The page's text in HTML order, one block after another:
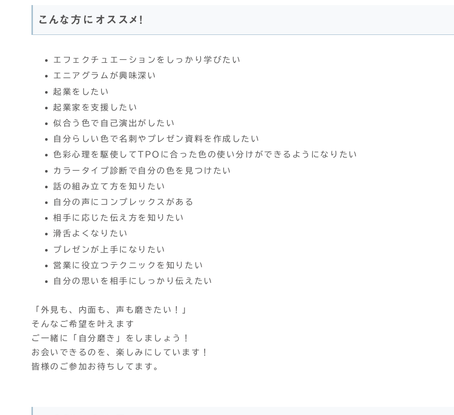
こんな方にオススメ！
エフェクチュエーションをしっかり学びたい
エニアグラムが興味深い
起業をしたい
起業家を支援したい
似合う色で自己演出がしたい
自分らしい色で名刺やプレゼン資料を作成したい
色彩心理を駆使してTPOに合った色の使い分けができるようになりたい
カラータイプ診断で自分の色を見つけたい
話の組み立て方を知りたい
自分の声にコンプレックスがある
相手に応じた伝え方を知りたい
滑舌よくなりたい
プレゼンが上手になりたい
営業に役立つテクニックを知りたい
自分の思いを相手にしっかり伝えたい
「外見も、内面も、声も磨きたい！」
そんなご希望を叶えます
ご一緒に「自分磨き」をしましょう！
お会いできるのを、楽しみにしています！
皆様のご参加お待ちしてます。